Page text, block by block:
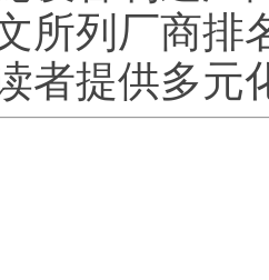
所列厂商排
者提供多元